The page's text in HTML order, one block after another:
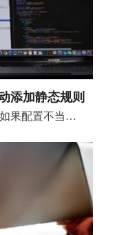
添加静态规则
如果配置不当…